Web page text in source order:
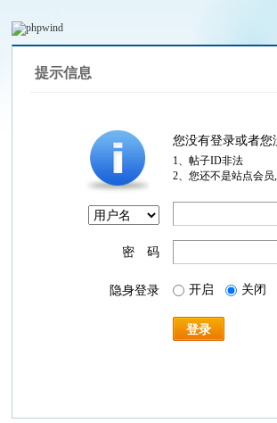
提示信息
您没有登录或者您
1、帖子ID非法
2、您还不是站点会
密 码
隐身登录 开启 关闭
登录